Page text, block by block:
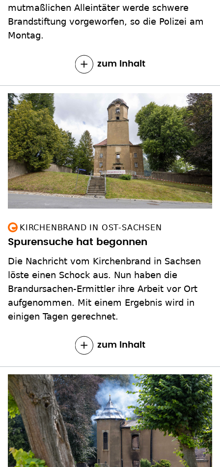
mutmaßlichen Alleintäter werde schwere
Brandstiftung vorgeworfen, so die Polizei am
Montag.
zum Inhalt
KIRCHENBRAND IN OST-SACHSEN
Spurensuche hat begonnen
Die Nachricht vom Kirchenbrand in Sachsen
löste einen Schock aus. Nun haben die
Brandursachen-Ermittler ihre Arbeit vor Ort
aufgenommen. Mit einem Ergebnis wird in
einigen Tagen gerechnet.
zum Inhalt